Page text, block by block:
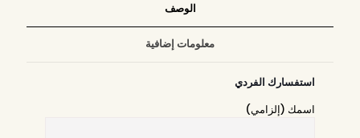
الوصف
معلومات إضافية
استفسارك الفردي
اسمك (إلزامي)